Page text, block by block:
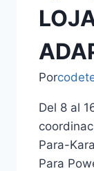
Por
Del 8 al
Para-
Para